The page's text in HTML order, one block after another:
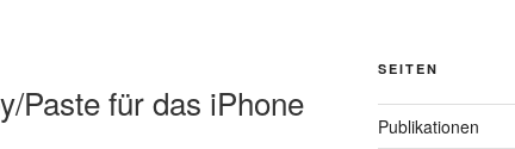
Paste für das iPhone
SEITEN
Publikationen